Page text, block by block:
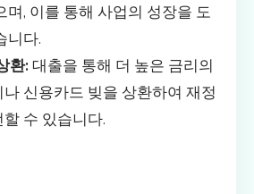
며, 이를 통해 사업의 성장을 도
니다.
환: 대출을 통해 더 높은 금리의
신용카드 빚을 상환하여 재정
수 있습니다.